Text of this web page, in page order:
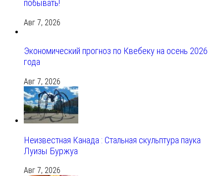
побывать!
Авг 7, 2026
Экономический прогноз по Квебеку на осень 2026
года
Авг 7, 2026
Неизвестная Канада : Стальная скульптура паука
Луизы Буржуа
Авг 7, 2026